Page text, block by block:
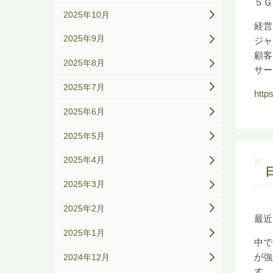
５
経
ジ
顧
サ
最
中
が
2025年10月
2025年9月
2025年8月
2025年7月
2025年6月
2025年5月
2025年4月
2025年3月
2025年2月
2025年1月
2024年12月